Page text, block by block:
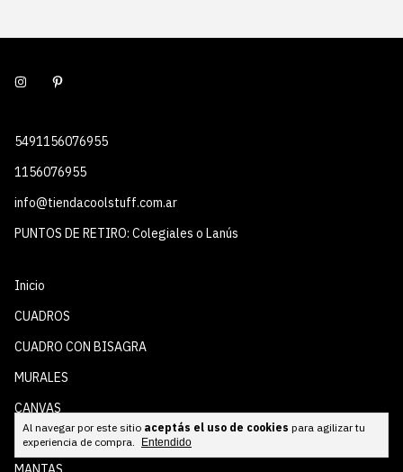
Al navegar por este sitio aceptás el uso de cookies para agilizar tu
experiencia de compra.
Entendido
5491156076955
1156076955
info@tiendacoolstuff.com.ar
PUNTOS DE RETIRO: Colegiales o Lanús
Inicio
CUADROS
CUADRO CON BISAGRA
MURALES
CANVAS
PERSONALIZADOS